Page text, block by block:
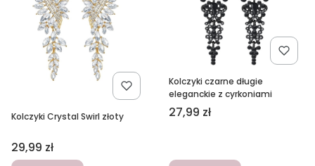
Kolczyki Crystal Swirl złoty
Cena
29,99 zł
Kolczyki czarne długie
eleganckie z cyrkoniami
Cena
27,99 zł